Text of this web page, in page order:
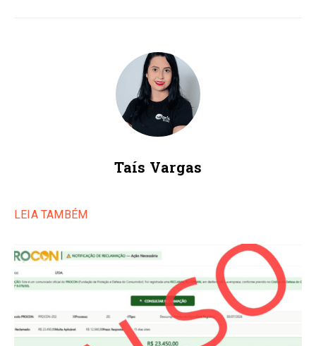
Taís Vargas
LEIA TAMBÉM